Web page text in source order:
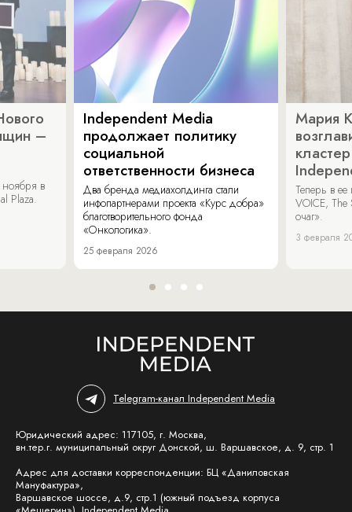
–
ноября в
Plaza.
Independent Media
продолжает политику
социальной
ответственности бизнеса
Два бренда медиахолдинга стали
инфопартнерами проекта «Курс добра»
благотворительного фонда
«Онкологика».
25 февраля 2026
Мария
Теперь в
VOICE,
очаг».
3 февраля
Telegram-канал Independent Media
Юридический адрес: 117105, г. Москва,
вн.тер.г. муниципальный округ Донской, ш. Варшавское, д. 9, стр. 1
Адрес для доставки корреспонденции: БЦ «Даниловская
Мануфактура»,
Варшавское шоссе, д.9, стр.1 (южный подъезд корпуса